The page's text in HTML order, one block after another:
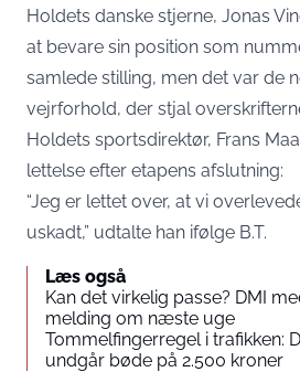
Holdets danske stjerne, Jonas
at bevare sin position som
samlede stilling, men det var de
vejrforhold, der stjal
Holdets sportsdirektør, Frans
lettelse efter etapens afslutning:
“Jeg er lettet over, at vi
uskadt,” udtalte han ifølge B.T.
Læs også
Kan det virkelig passe? DMI
melding om næste uge
Tommelfingerregel i trafikken:
undgår bøde på 2.500 kroner